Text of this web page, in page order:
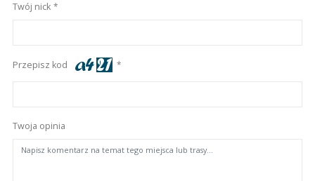
Twój nick
Przepisz kod
Twoja opinia